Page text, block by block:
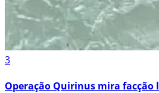
3
Operação Quirinus mira facção